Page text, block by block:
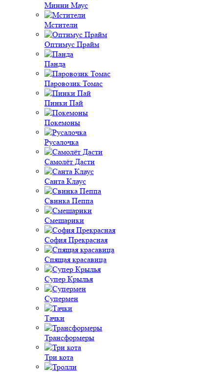
Минни Маус
Мстители
Оптимус Прайм
Панда
Паровозик Томас
Пинки Пай
Покемоны
Русалочка
Самолёт Дасти
Санта Клаус
Свинка Пеппа
Смешарики
София Прекрасная
Спящая красавица
Супер Крылья
Супермен
Тачки
Трансформеры
Три кота